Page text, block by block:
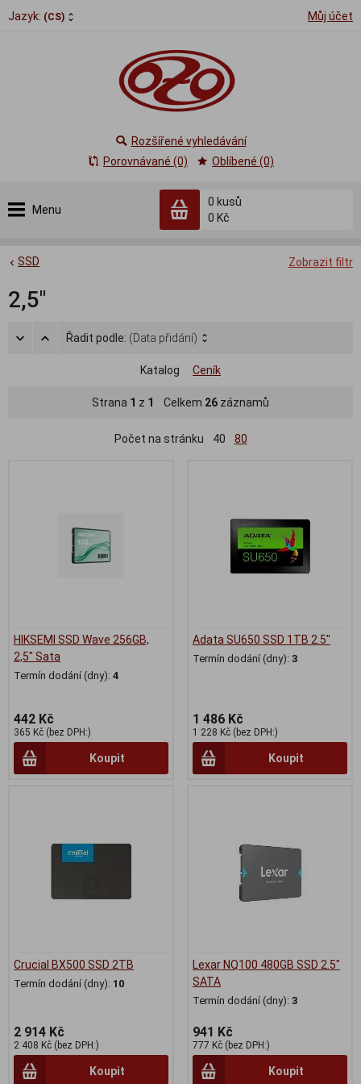
Jazyk: (CS) Můj účet
Menu
0 kusů
0 Kč
Rozšířené vyhledávání
Porovnávané (0)
Oblíbené (0)
Zobrazit filtr
SSD
2,5"
Řadit podle: (Data přidání)
Katalog Ceník
Strana 1 z 1 Celkem 26 záznamů
Počet na stránku 40 80
HIKSEMI SSD Wave 256GB,
2,5" Sata
Termín dodání (dny): 4
442 Kč
365 Kč (bez DPH:)
Koupit
Adata SU650 SSD 1TB 2.5"
Termín dodání (dny): 3
1 486 Kč
1 228 Kč (bez DPH:)
Koupit
Crucial BX500 SSD 2TB
Termín dodání (dny): 10
2 914 Kč
2 408 Kč (bez DPH:)
Koupit
Lexar NQ100 480GB SSD 2.5"
SATA
Termín dodání (dny): 3
941 Kč
777 Kč (bez DPH:)
Koupit